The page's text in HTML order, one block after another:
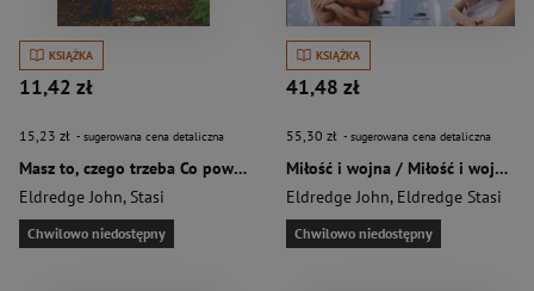
KSIĄŻKA
11,42 zł
15,23 zł - sugerowana cena detaliczna
Masz to, czego trzeba Co powinien wedzieć każdy ojciec
Eldredge John, Stasi
Chwilowo niedostępny
KSIĄŻKA
41,48 zł
55,30 zł - sugerowana cena detaliczna
Miłość i wojna / Miłość i wojna rozmyślania dla małżeństw Pakiet
Eldredge John, Eldredge Stasi
Chwilowo niedostępny